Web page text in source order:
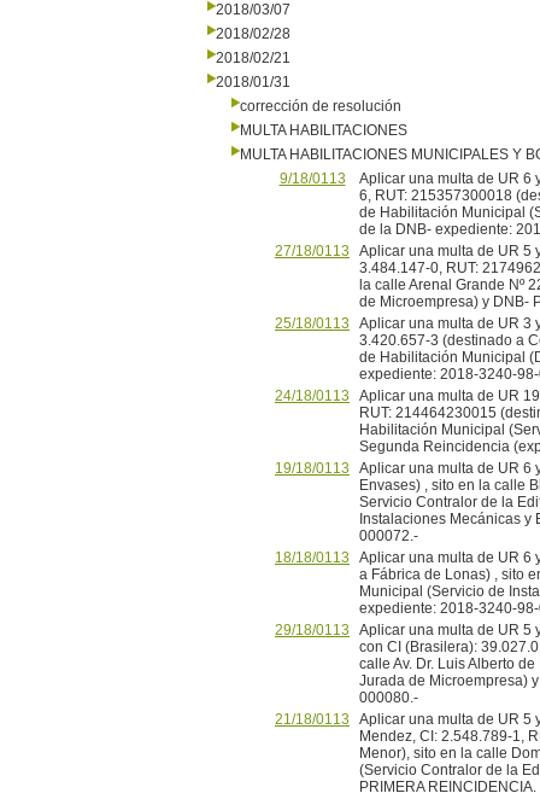
2018/03/07
2018/02/28
2018/02/21
2018/01/31
corrección de resolución
MULTA HABILITACIONES
MULTA HABILITACIONES MUNICIPALES Y
9/18/0113
Aplicar una multa de UR 6
6, RUT: 215357300018
de Habilitación Municipal
de la DNB- expediente:
27/18/0113
Aplicar una multa de UR 5
3.484.147-0, RUT:
la calle Arenal Grande Nº
de Microempresa) y DNB-
25/18/0113
Aplicar una multa de UR 3
3.420.657-3 (destinado a
de Habilitación Municipal
expediente: 2018-3240-
24/18/0113
Aplicar una multa de UR
RUT: 214464230015
Habilitación Municipal
Segunda Reincidencia
19/18/0113
Aplicar una multa de UR 6
Envases) , sito en la calle
Servicio Contralor de la
Instalaciones Mecánicas
000072.-
18/18/0113
Aplicar una multa de UR 6
a Fábrica de Lonas) , sito
Municipal (Servicio de
expediente: 2018-3240-
29/18/0113
Aplicar una multa de UR 5
con CI (Brasilera):
calle Av. Dr. Luis Alberto
Jurada de Microempresa)
000080.-
21/18/0113
Aplicar una multa de UR 5
Mendez, CI: 2.548.789-1,
Menor), sito en la calle
(Servicio Contralor de la
PRIMERA